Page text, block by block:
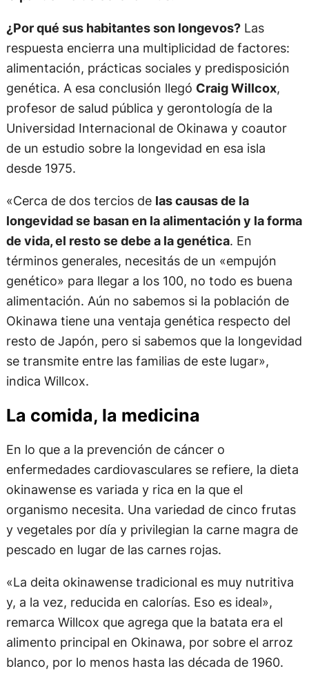
¿Por qué sus habitantes son longevos?Las
respuesta encierra una multiplicidad de factores:
alimentación, prácticas sociales y predisposición
genética. A esa conclusión llegó Craig Willcox,
profesor de salud pública y gerontología de la
Universidad Internacional de Okinawa y coautor
de un estudio sobre la longevidad en esa isla
desde 1975.
«Cerca de dos tercios de las causas de la
longevidad se basan en la alimentación y la forma
de vida, el resto se debe a la genética. En
términos generales, necesitás de un «empujón
genético» para llegar a los 100, no todo es buena
alimentación. Aún no sabemos si la población de
Okinawa tiene una ventaja genética respecto del
resto de Japón, pero si sabemos que la longevidad
se transmite entre las familias de este lugar»,
indica Willcox.
La comida, la medicina
En lo que a la prevención de cáncer o
enfermedades cardiovasculares se refiere, la dieta
okinawense es variada y rica en la que el
organismo necesita. Una variedad de cinco frutas
y vegetales por día y privilegian la carne magra de
pescado en lugar de las carnes rojas.
«La deita okinawense tradicional es muy nutritiva
y, a la vez, reducida en calorías. Eso es ideal»,
remarca Willcox que agrega que la batata era el
alimento principal en Okinawa, por sobre el arroz
blanco, por lo menos hasta las década de 1960.